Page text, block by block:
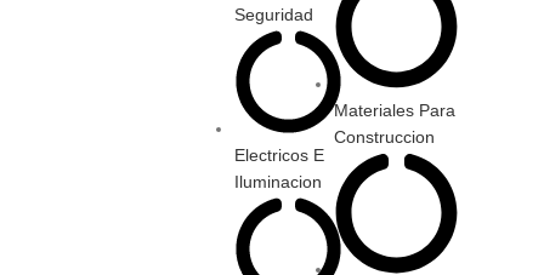
Seguridad
Electricos E
Iluminacion
Materiales Para
Construccion